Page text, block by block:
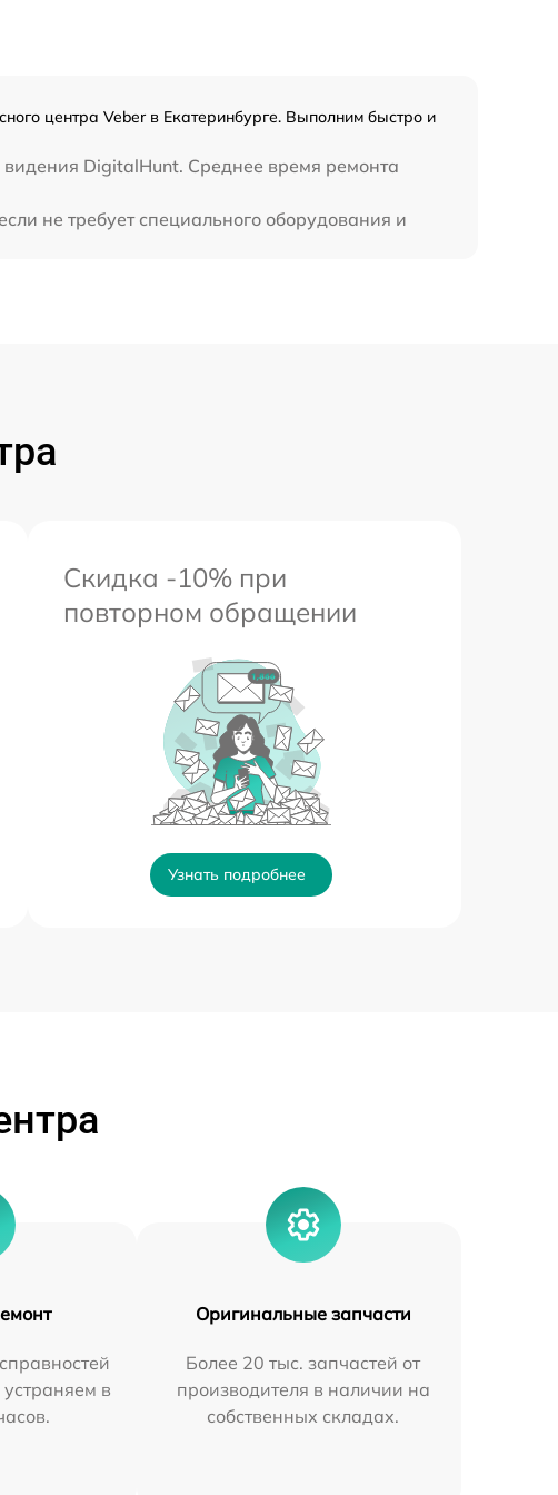
центра Veber в Екатеринбурге. Выполним быстро и
видения DigitalHunt. Среднее время ремонта
не требует специального оборудования и
Скидка -10% при
повторном обращении
Узнать подробнее
в
Оригинальные запчасти
Более 20 тыс. запчастей от
производителя в наличии на
собственных складах.